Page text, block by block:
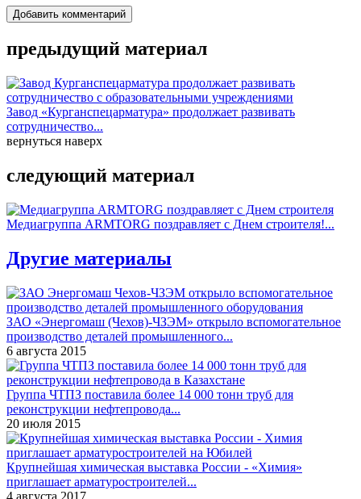
Добавить комментарий
предыдущий материал
Завод «Курганспецарматура» продолжает развивать
сотрудничество...
вернуться наверх
следующий материал
Медиагруппа ARMTORG поздравляет с Днем строителя!...
Другие материалы
ЗАО «Энергомаш (Чехов)-ЧЗЭМ» открыло вспомогательное
производство деталей промышленного...
6 августа 2015
Группа ЧТПЗ поставила более 14 000 тонн труб для
реконструкции нефтепровода...
20 июля 2015
Крупнейшая химическая выставка России - «Химия»
приглашает арматуростроителей...
4 августа 2017